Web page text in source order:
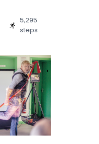
5,295
steps